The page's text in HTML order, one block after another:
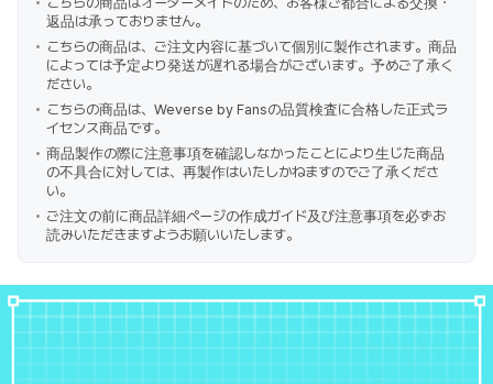
返品は承っておりません。
こちらの商品は、ご注文内容に基づいて個別に製作されます。商品
によっては予定より発送が遅れる場合がございます。予めご了承く
ださい。
こちらの商品は、Weverse by Fansの品質検査に合格した正式ラ
イセンス商品です。
商品製作の際に注意事項を確認しなかったことにより生じた商品
の不具合に対しては、再製作はいたしかねますのでご了承くださ
い。
ご注文の前に商品詳細ページの作成ガイド及び注意事項を必ずお
読みいただきますようお願いいたします。